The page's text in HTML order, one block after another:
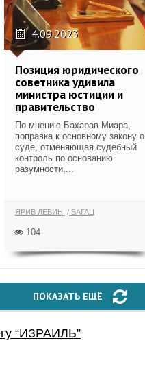
4.09.2023
Позиция юридического
советника удивила
министра юстиции и
правительство
По мнению Бахарав-Миара,
поправка к основному закону о
суде, отменяющая судебный
контроль по основанию
разумности,...
ЯРИВ ЛЕВИН БАГАЦ
104
ПОКАЗАТЬ ЕЩЁ
“ИЗРАИЛЬ”